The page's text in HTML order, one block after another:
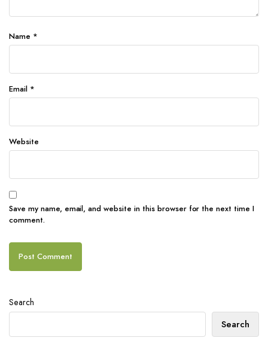
Name *
Email *
Website
Save my name, email, and website in this browser for the next time I
comment.
Search
Search